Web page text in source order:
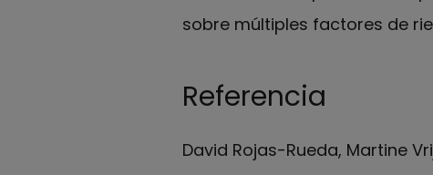
sobre múltiples factores de
Referencia
David Rojas-Rueda, Martine